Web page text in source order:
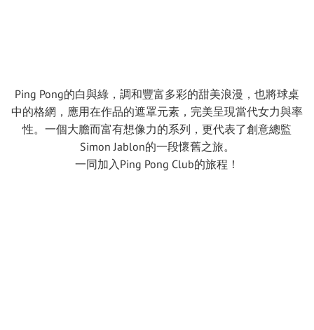
Ping Pong的白與綠，調和豐富多彩的甜美浪漫，也將球桌
中的格網，應用在作品的遮罩元素，完美呈現當代女力與率
性。一個大膽而富有想像力的系列，更代表了創意總監
Simon Jablon的一段懷舊之旅。
一同加入Ping Pong Club的旅程！